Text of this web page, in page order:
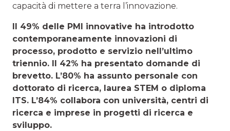
capacità di mettere a terra l’innovazione.
Il 49% delle PMI innovative ha introdotto
contemporaneamente innovazioni di
processo, prodotto e servizio nell’ultimo
triennio. Il 42% ha presentato domande di
brevetto. L’80% ha assunto personale con
dottorato di ricerca, laurea STEM o diploma
ITS. L’84% collabora con università, centri di
ricerca e imprese in progetti di ricerca e
sviluppo.